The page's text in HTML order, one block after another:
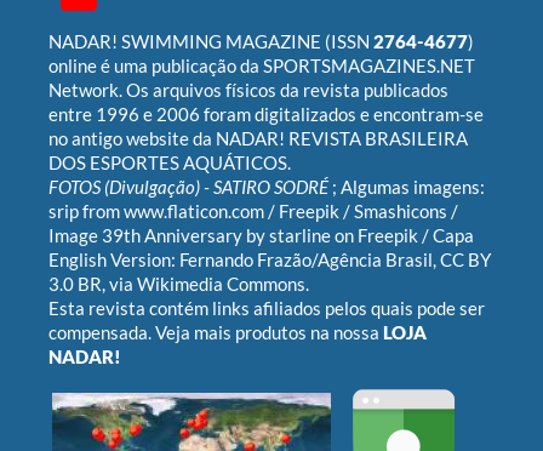
NADAR! SWIMMING MAGAZINE (ISSN 2764-4677)
online é uma publicação da SPORTSMAGAZINES.NET
Network. Os arquivos físicos da revista publicados
entre 1996 e 2006 foram digitalizados e encontram-se
no antigo website da NADAR! REVISTA BRASILEIRA
DOS ESPORTES AQUÁTICOS.
FOTOS (Divulgação) -SATIRO SODRÉ ; Algumas imagens:
sripfromwww.flaticon.com/ Freepik /Smashicons /
Image 39th Anniversary by starline on Freepik / Capa
English Version: Fernando Frazão/Agência Brasil,CC BY
3.0 BR, via Wikimedia Commons.
Esta revista contém links afiliados pelos quais pode ser
compensada. Veja mais produtos na nossa LOJA
NADAR!